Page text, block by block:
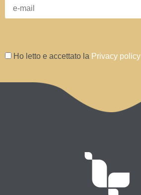
Ho letto e accettato la Privacy policy